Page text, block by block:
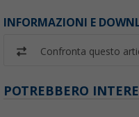
INFORMAZIONI E
Confronta questo
POTREBBERO